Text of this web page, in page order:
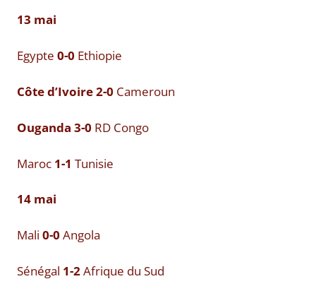
13 mai
Egypte 0-0 Ethiopie
Côte d’Ivoire 2-0 Cameroun
Ouganda 3-0 RD Congo
Maroc 1-1 Tunisie
14 mai
Mali 0-0 Angola
Sénégal 1-2Afrique du Sud